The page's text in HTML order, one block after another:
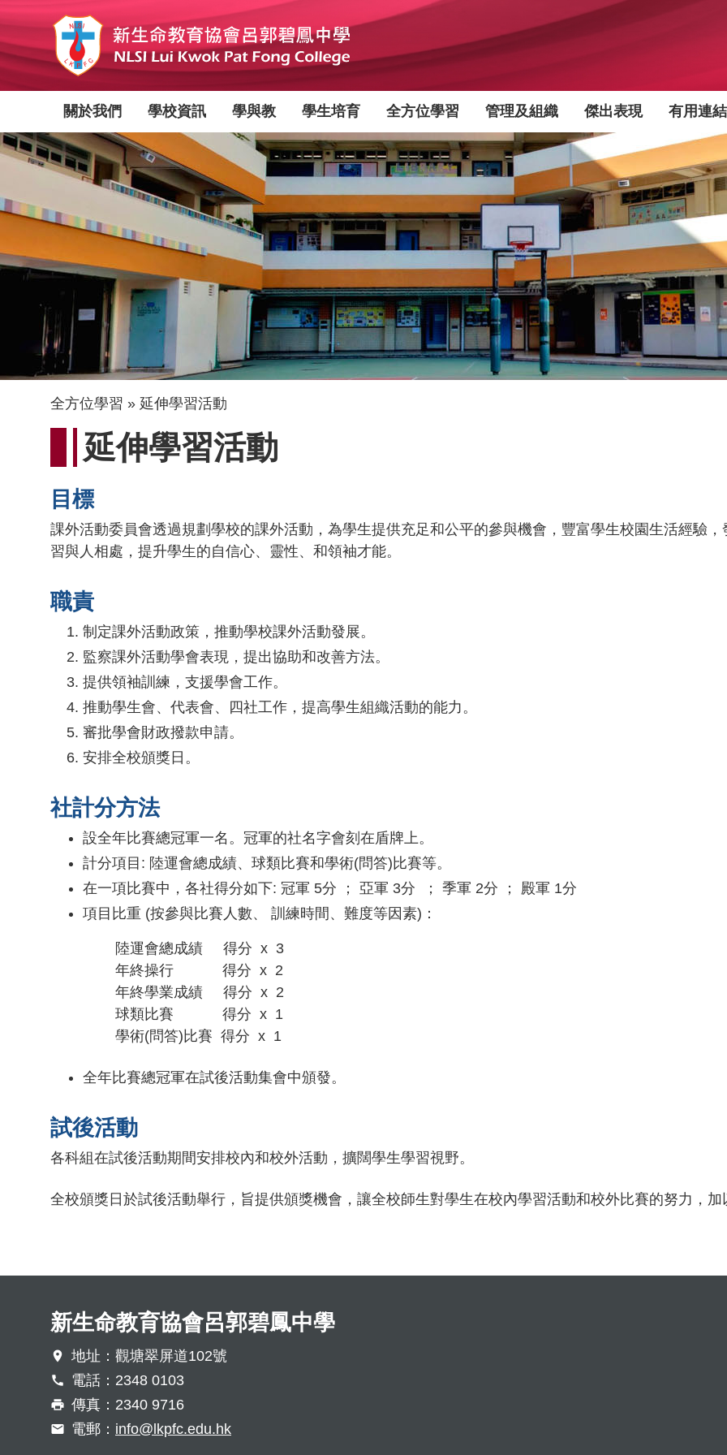
至
主
navigation
關於我們 學校資訊 學與教 學生培育 全方位學習 管理及組織 傑出表現 有用連結
導
航
結
全方位學習 延伸學習活動
延伸學習活動
目標
課外活動委員會透過規劃學校的課外活動，為學生提供充足和公平的參與機會，豐富學生校園生活經驗
習與人相處，提升學生的自信心、靈性、和領袖才能。
職責
制定課外活動政策，推動學校課外活動發展。
監察課外活動學會表現，提出協助和改善方法。
提供領袖訓練，支援學會工作。
推動學生會、代表會、四社工作，提高學生組織活動的能力。
審批學會財政撥款申請。
安排全校頒獎日。
社計分方法
設全年比賽總冠軍一名。冠軍的社名字會刻在盾牌上。
計分項目: 陸運會總成績、球類比賽和學術(問答)比賽等。
在一項比賽中，各社得分如下: 冠軍 5分 ； 亞軍 3分 ； 季軍 2分 ； 殿軍 1分
項目比重 (按參與比賽人數、 訓練時間、難度等因素)：
陸運會總成績 得分 x 3
年終操行 得分 x 2
年終學業成績 得分 x 2
球類比賽 得分 x 1
學術(問答)比賽 得分 x 1
全年比賽總冠軍在試後活動集會中頒發。
試後活動
各科組在試後活動期間安排校內和校外活動，擴闊學生學習視野。
全校頒獎日於試後活動舉行，旨提供頒獎機會，讓全校師生對學生在校內學習活動和校外比賽的努力，加
新生命教育協會呂郭碧鳳中學
地址：觀塘翠屏道102號
電話：2348 0103
傳真：2340 9716
電郵： info@lkpfc.edu.hk